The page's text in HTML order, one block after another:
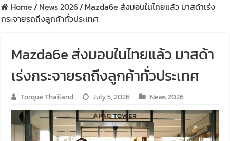
Home/ News 2026/ Mazda6e ส่งมอบในไทยแล้ว มาสด้าเร่ง
กระจายรถถึงลูกค้าทั่วประเทศ
Mazda6e ส่งมอบในไทยแล้ว มาสด้า
เร่งกระจายรถถึงลูกค้าทั่วประเทศ
Torque Thailand July 5, 2026 News 2026